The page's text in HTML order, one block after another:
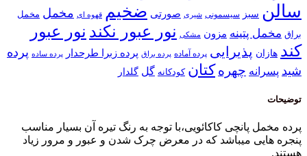
سبز سیسمونی شیری صورتی ضخیم قهوه ای مخمل مخمل
مزون مشکی نور عبور نکندنور عبور
پذیرایی پرده آماده پرده براق پرده زبرا طرحدار پرده ساده پرده
چهره کتان کودکانه گل گلدار
پانچی کاکائویی،با توجه به رنگ تیره آن بسیار مناسب
میباشد که در معرض چرک شدن و عبور و مرور زیاد